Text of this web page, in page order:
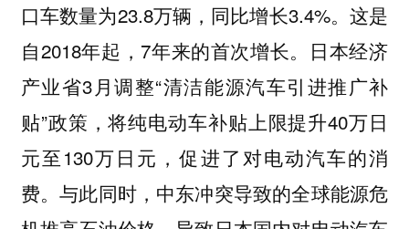
口车数量为23.8万辆，同比增长3.4%。这是
自2018年起，7年来的首次增长。日本经济
产业省3月调整“清洁能源汽车引进推广补
贴”政策，将纯电动车补贴上限提升40万日
元至130万日元，促进了对电动汽车的消
费。与此同时，中东冲突导致的全球能源危